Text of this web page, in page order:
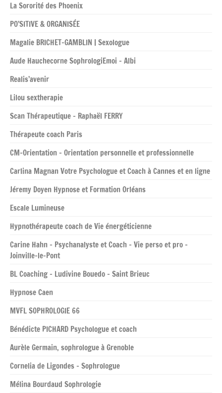
La Sororité des Phoenix
PO’SITIVE & ORGANISÉE
Magalie BRICHET-GAMBLIN | Sexologue
Aude Hauchecorne SophrologiEmoi – Albi
Realis’avenir
Lilou sextherapie
Scan Thérapeutique – Raphaël FERRY
Thérapeute coach Paris
CM-Orientation – Orientation personnelle et professionnelle
Carlina Magnan Votre Psychologue et Coach à Cannes et en ligne
Jéremy Doyen Hypnose et Formation Orléans
Escale Lumineuse
Hypnothérapeute coach de Vie énergéticienne
Carine Hahn – Psychanalyste et Coach – Vie perso et pro –
Joinville-le-Pont
BL Coaching – Ludivine Bouedo – Saint Brieuc
Hypnose Caen
MVFL SOPHROLOGIE 66
Bénédicte PICHARD Psychologue et coach
Aurèle Germain, sophrologue à Grenoble
Cornelia de Ligondes – Sophrologue
Mélina Bourdaud Sophrologie